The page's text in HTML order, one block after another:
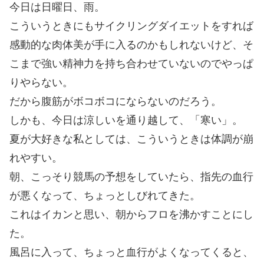
今日は日曜日、雨。
こういうときにもサイクリングダイエットをすれば
感動的な肉体美が手に入るのかもしれないけど、そ
こまで強い精神力を持ち合わせていないのでやっぱ
りやらない。
だから腹筋がボコボコにならないのだろう。
しかも、今日は涼しいを通り越して、「寒い」。
夏が大好きな私としては、こういうときは体調が崩
れやすい。
朝、こっそり競馬の予想をしていたら、指先の血行
が悪くなって、ちょっとしびれてきた。
これはイカンと思い、朝からフロを沸かすことにし
た。
風呂に入って、ちょっと血行がよくなってくると、